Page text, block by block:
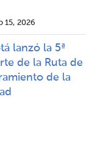
15, 2026
lanzó la 5ª
de la Ruta de
de la